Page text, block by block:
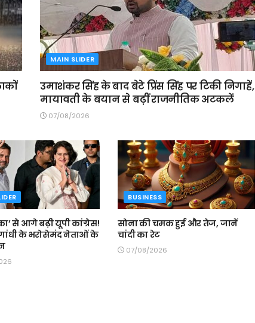
MAIN SLIDER
उमाशंकर सिंह के बाद बेटे प्रिंस सिंह पर टिकी निगाहें,
मायावती के बयान से बढ़ीं राजनीतिक अटकलें
07/08/2026
से आगे बढ़ी यूपी कांग्रेस!
के भरोसेमंद नेताओं के
BUSINESS
सोना की चमक हुई और तेज, जानें
चांदी का रेट
07/08/2026